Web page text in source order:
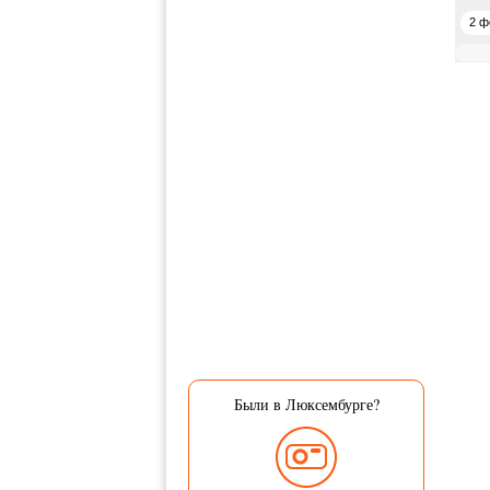
Были в Люксембурге?
2